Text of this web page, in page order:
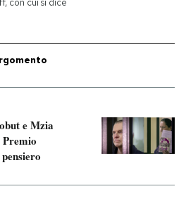
con cui si dice
e Mzia